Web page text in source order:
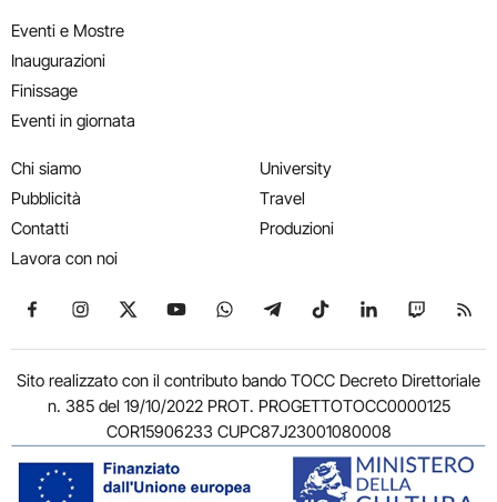
Eventi e Mostre
Inaugurazioni
Finissage
Eventi in giornata
Chi siamo
Pubblicità
Contatti
Lavora con noi
University
Travel
Produzioni
Seguici su Facebook
Seguici su Instagram
Seguici su X
Seguici su YouTube
Seguici su WhatsApp
Seguici su Telegram
Seguici su TikTok
Seguici su
Seguici
Sito realizzato con il contributo bando TOCC Decreto Direttoriale
n. 385 del 19/10/2022 PROT. PROGETTOTOCC0000125
COR15906233 CUPC87J23001080008